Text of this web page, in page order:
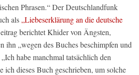
Phrasen.“ Der Deutschlandfunk
als „Liebeserklärung an die deutsche
berichtet Khider von Ängsten,
ihn „wegen des Buches beschimpfen und
habe manchmal tatsächlich den
ich dieses Buch geschrieben, um solche